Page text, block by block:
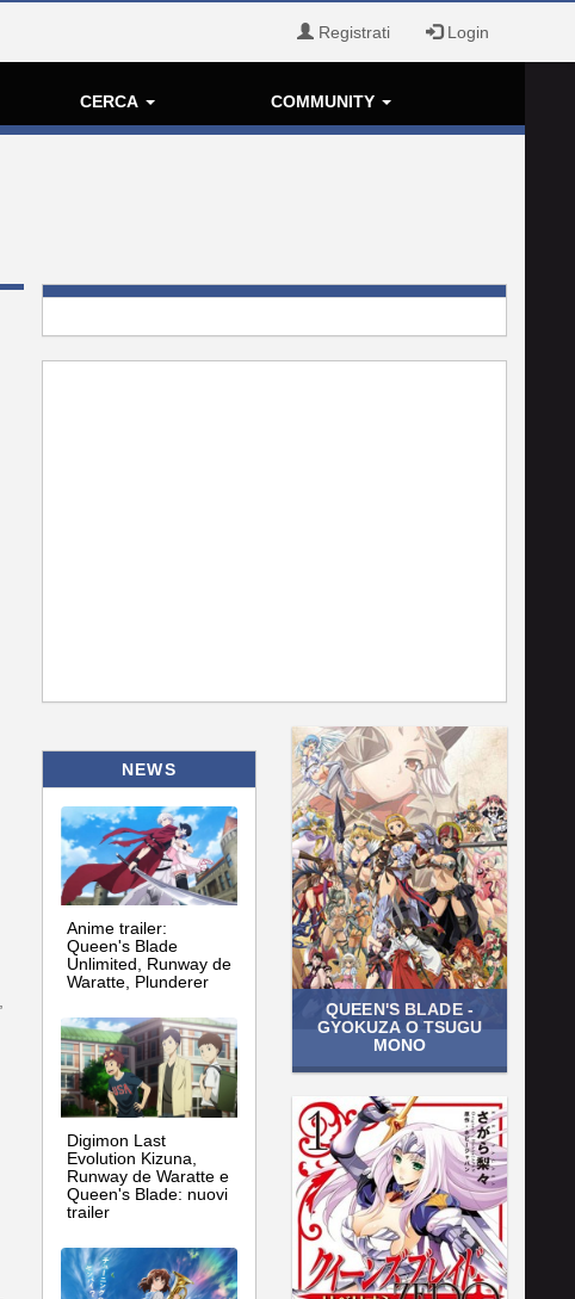
Registrati Login
CERCA COMMUNITY
NEWS
Anime trailer:
Queen's Blade
Unlimited, Runway de
Waratte, Plunderer
Digimon Last
Evolution Kizuna,
Runway de Waratte e
Queen's Blade: nuovi
trailer
QUEEN'S BLADE -
GYOKUZA O TSUGU
MONO